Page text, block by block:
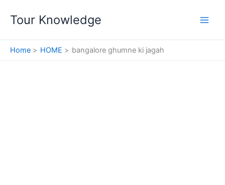
Tour Knowledge
Home HOME bangalore ghumne ki jagah